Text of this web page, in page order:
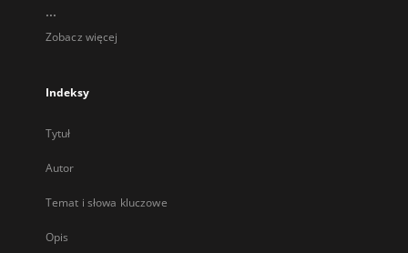
...
Zobacz więcej
Indeksy
Tytuł
Autor
Temat i słowa kluczowe
Opis